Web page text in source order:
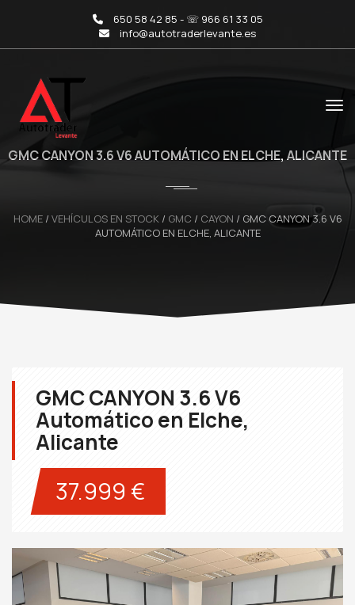
650 58 42 85 - ☏ 966 61 33 05
info@autotraderlevante.es
GMC CANYON 3.6 V6 AUTOMÁTICO EN ELCHE, ALICANTE
HOME/ VEHÍCULOS EN STOCK/ GMC / CAYON / GMC CANYON 3.6 V6
AUTOMÁTICO EN ELCHE, ALICANTE
GMC CANYON 3.6 V6
Automático en Elche,
Alicante
37.999 €